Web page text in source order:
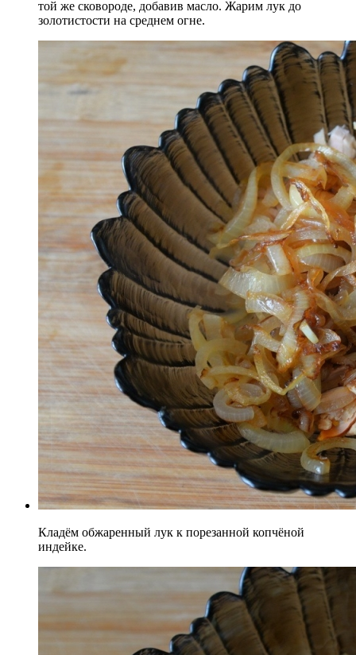
той же сковороде, добавив масло. Жарим лук до
золотистости на среднем огне.
Кладём обжаренный лук к порезанной копчёной
индейке.